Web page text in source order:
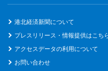
港北経済新聞について
プレスリリース・情報提供はこち
アクセスデータの利用について
お問い合わせ